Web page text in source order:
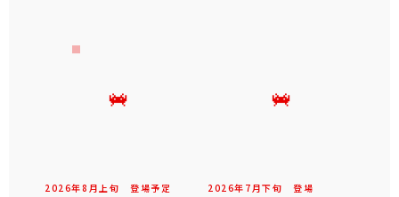
2026年8 月 上旬 登場予定 2026年 7 月下旬 登場